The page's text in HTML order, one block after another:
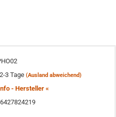
2-3 Tage (Ausland abweichend)
- Hersteller «